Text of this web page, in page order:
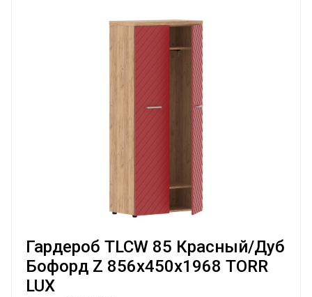
Гардероб TLCW 85 Красный/Дуб
Бофорд Z 856х450х1968 TORR
LUX